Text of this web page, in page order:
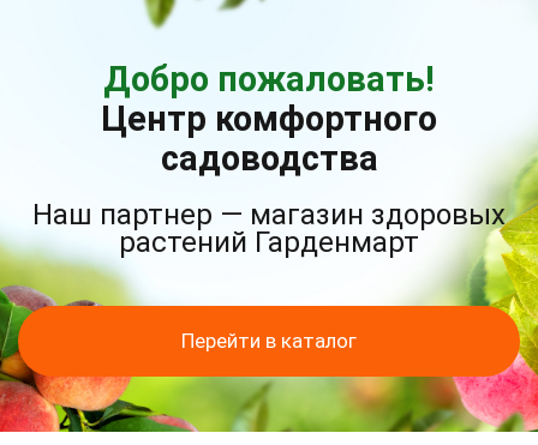
Добро пожаловать!
Центр комфортного
садоводства
Наш партнер — магазин здоровых
растений Гарденмарт
Перейти в каталог